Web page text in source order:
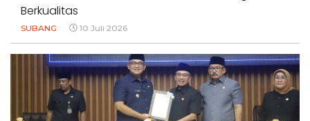
Berkualitas
SUBANG 10 Juli 2026